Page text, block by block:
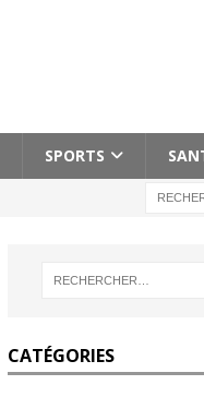
SPORTS
CATÉGORIES